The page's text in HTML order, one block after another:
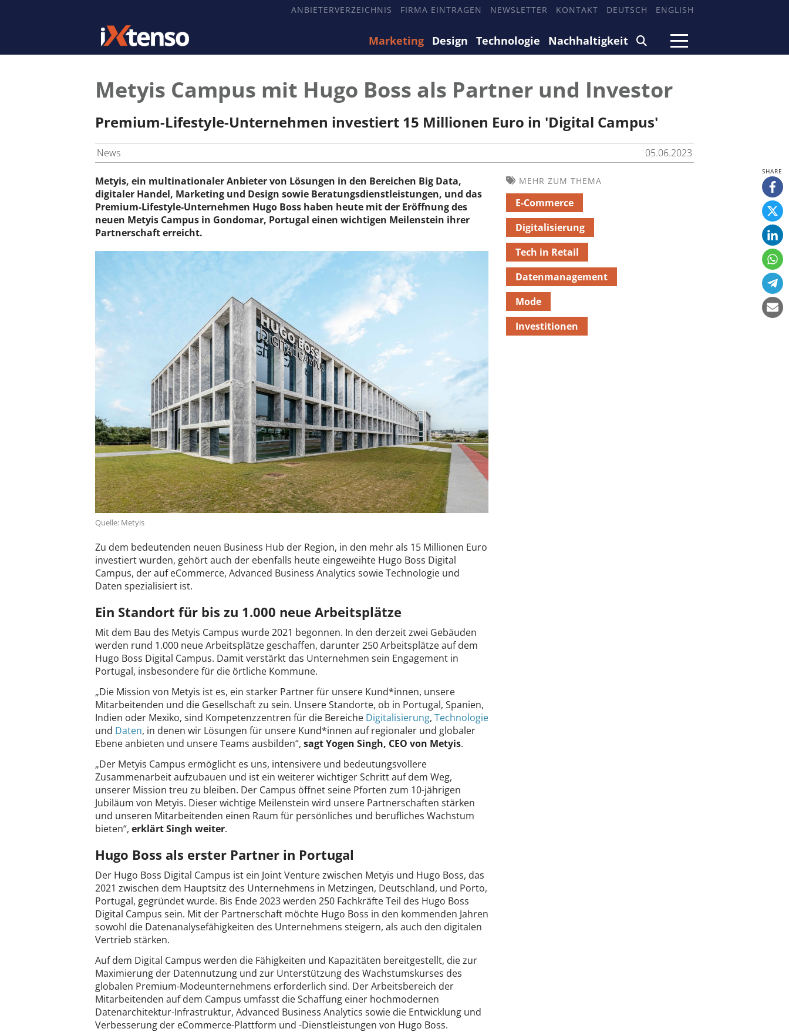
ANBIETERVERZEICHNIS FIRMA EINTRAGEN NEWSLETTER KONTAKT DEUTSCH ENGLISH
Marketing Design Technologie Nachhaltigkeit
Metyis Campus mit Hugo Boss als Partner und Investor
Premium-Lifestyle-Unternehmen investiert 15 Millionen Euro in 'Digital Campus'
News 05.06.2023
Metyis, ein multinationaler Anbieter von Lösungen in den Bereichen Big Data,
digitaler Handel, Marketing und Design sowie Beratungsdienstleistungen, und das
Premium-Lifestyle-Unternehmen Hugo Boss haben heute mit der Eröffnung des
neuen Metyis Campus in Gondomar, Portugal einen wichtigen Meilenstein ihrer
Partnerschaft erreicht.
Quelle: Metyis
Zu dem bedeutenden neuen Business Hub der Region, in den mehr als 15 Millionen Euro
investiert wurden, gehört auch der ebenfalls heute eingeweihte Hugo Boss Digital
Campus, der auf eCommerce, Advanced Business Analytics sowie Technologie und
Daten spezialisiert ist.
Ein Standort für bis zu 1.000 neue Arbeitsplätze
Mit dem Bau des Metyis Campus wurde 2021 begonnen. In den derzeit zwei Gebäuden
werden rund 1.000 neue Arbeitsplätze geschaffen, darunter 250 Arbeitsplätze auf dem
Hugo Boss Digital Campus. Damit verstärkt das Unternehmen sein Engagement in
Portugal, insbesondere für die örtliche Kommune.
„Die Mission von Metyis ist es, ein starker Partner für unsere Kund*innen, unsere
Mitarbeitenden und die Gesellschaft zu sein. Unsere Standorte, ob in Portugal, Spanien,
Indien oder Mexiko, sind Kompetenzzentren für die Bereiche Digitalisierung, Technologie
und Daten, in denen wir Lösungen für unsere Kund*innen auf regionaler und globaler
Ebene anbieten und unsere Teams ausbilden“, sagt Yogen Singh, CEO von Metyis.
„Der Metyis Campus ermöglicht es uns, intensivere und bedeutungsvollere
Zusammenarbeit aufzubauen und ist ein weiterer wichtiger Schritt auf dem Weg,
unserer Mission treu zu bleiben. Der Campus öffnet seine Pforten zum 10-jährigen
Jubiläum von Metyis. Dieser wichtige Meilenstein wird unsere Partnerschaften stärken
und unseren Mitarbeitenden einen Raum für persönliches und berufliches Wachstum
bieten“, erklärt Singh weiter.
Hugo Boss als erster Partner in Portugal
Der Hugo Boss Digital Campus ist ein Joint Venture zwischen Metyis und Hugo Boss, das
2021 zwischen dem Hauptsitz des Unternehmens in Metzingen, Deutschland, und Porto,
Portugal, gegründet wurde. Bis Ende 2023 werden 250 Fachkräfte Teil des Hugo Boss
Digital Campus sein. Mit der Partnerschaft möchte Hugo Boss in den kommenden Jahren
sowohl die Datenanalysefähigkeiten des Unternehmens steigern, als auch den digitalen
Vertrieb stärken.
Auf dem Digital Campus werden die Fähigkeiten und Kapazitäten bereitgestellt, die zur
Maximierung der Datennutzung und zur Unterstützung des Wachstumskurses des
globalen Premium-Modeunternehmens erforderlich sind. Der Arbeitsbereich der
Mitarbeitenden auf dem Campus umfasst die Schaffung einer hochmodernen
Datenarchitektur-Infrastruktur, Advanced Business Analytics sowie die Entwicklung und
Verbesserung der eCommerce-Plattform und -Dienstleistungen von Hugo Boss.
MEHR ZUM THEMA
E-Commerce
Digitalisierung
Tech in Retail
Datenmanagement
Mode
Investitionen